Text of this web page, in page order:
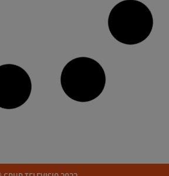
d’Almussafes llança un
a l’alumnat l’accés a
sense accés a internet per a
a distància durant el
se al servei impulsat per